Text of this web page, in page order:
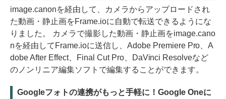
image.canonを経由して、カメラからアップロードされ
た動画・静止画をFrame.ioに自動で転送できるようにな
りました。 カメラで撮影した動画・静止画をimage.cano
nを経由してFrame.ioに送信し、Adobe Premiere Pro、A
dobe After Effect、Final Cut Pro、DaVinci Resolveなど
のノンリニア編集ソフトで編集することができます。
Googleフォトの連携がもっと手軽に！Google Oneに